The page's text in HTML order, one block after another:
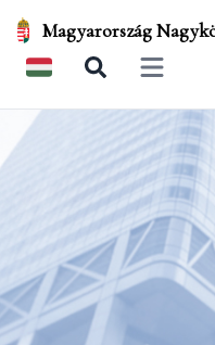
Magyarország
Open